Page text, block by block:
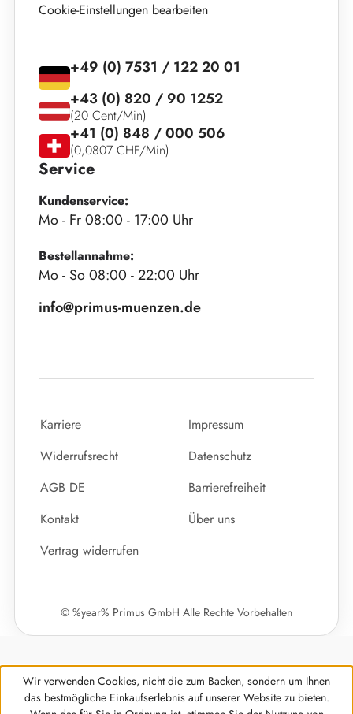
Cookie-Einstellungen bearbeiten
Service
Kundenservice:
Mo - Fr 08:00 - 17:00 Uhr
Bestellannahme:
Mo - So 08:00 - 22:00 Uhr
info@primus-muenzen.de
+49 (0) 7531 / 122 20 01
+43 (0) 820 / 90 1252
(20 Cent/Min)
+41 (0) 848 / 000 506
(0,0807 CHF/Min)
Karriere
Impressum
Widerrufsrecht
Datenschutz
AGB DE
Barrierefreiheit
Kontakt
Über uns
Vertrag widerrufen
© %year% Primus GmbH Alle Rechte Vorbehalten
Wir verwenden Cookies, nicht die zum Backen, sondern um Ihnen
das bestmögliche Einkaufserlebnis auf unserer Website zu bieten.